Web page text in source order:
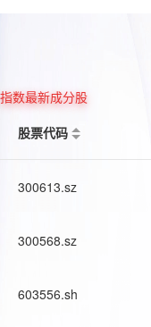
指数最新成分股
股票代码
300613.sz
300568.sz
603556.sh